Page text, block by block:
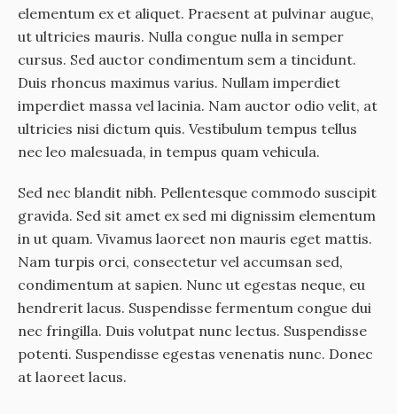
elementum ex et aliquet. Praesent at pulvinar augue,
ut ultricies mauris. Nulla congue nulla in semper
cursus. Sed auctor condimentum sem a tincidunt.
Duis rhoncus maximus varius. Nullam imperdiet
imperdiet massa vel lacinia. Nam auctor odio velit, at
ultricies nisi dictum quis. Vestibulum tempus tellus
nec leo malesuada, in tempus quam vehicula.
Sed nec blandit nibh. Pellentesque commodo suscipit
gravida. Sed sit amet ex sed mi dignissim elementum
in ut quam. Vivamus laoreet non mauris eget mattis.
Nam turpis orci, consectetur vel accumsan sed,
condimentum at sapien. Nunc ut egestas neque, eu
hendrerit lacus. Suspendisse fermentum congue dui
nec fringilla. Duis volutpat nunc lectus. Suspendisse
potenti. Suspendisse egestas venenatis nunc. Donec
at laoreet lacus.